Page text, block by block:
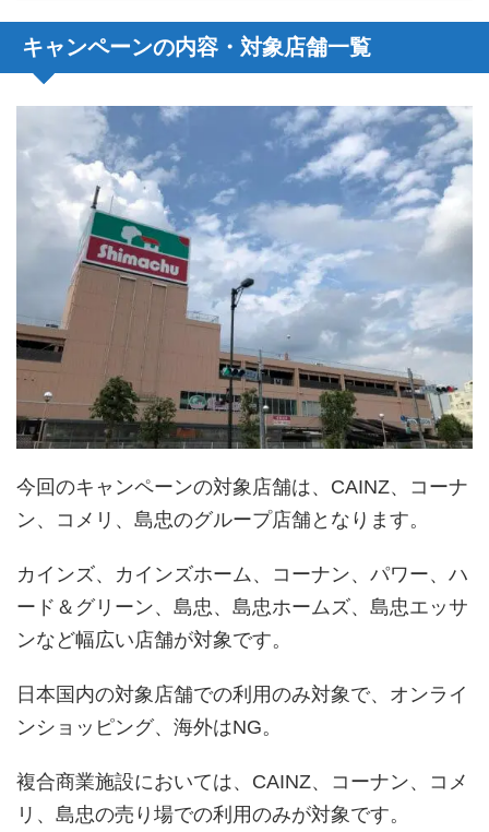
キャンペーンの内容・対象店舗一覧
今回のキャンペーンの対象店舗は、CAINZ、コーナ
ン、コメリ、島忠のグループ店舗となります。
カインズ、カインズホーム、コーナン、パワー、ハ
ード＆グリーン、島忠、島忠ホームズ、島忠エッサ
ンなど幅広い店舗が対象です。
日本国内の対象店舗での利用のみ対象で、オンライ
ンショッピング、海外はNG。
複合商業施設においては、CAINZ、コーナン、コメ
リ、島忠の売り場での利用のみが対象です。